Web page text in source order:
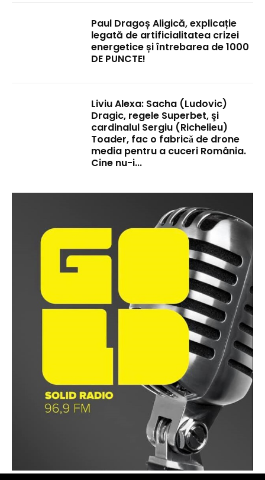
Paul Dragoș Aligică, explicație
legată de artificialitatea crizei
energetice și întrebarea de 1000
DE PUNCTE!
Liviu Alexa: Sacha (Ludovic)
Dragic, regele Superbet, şi
cardinalul Sergiu (Richelieu)
Toader, fac o fabricǎ de drone
media pentru a cuceri România.
Cine nu-i...